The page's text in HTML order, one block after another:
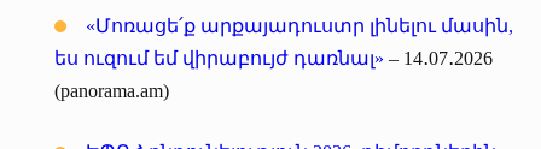
«Մոռացե՛ք արքայադուստր լինելու մասին,
ես ուզում եմ վիրաբույժ դառնալ» – 14․07․2026
(panorama.am)